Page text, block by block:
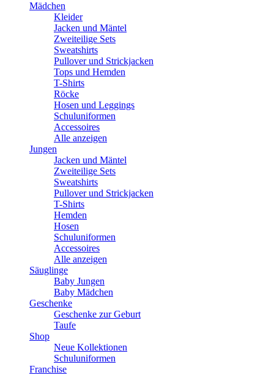
Mädchen
Kleider
Jacken und Mäntel
Zweiteilige Sets
Sweatshirts
Pullover und Strickjacken
Tops und Hemden
T-Shirts
Röcke
Hosen und Leggings
Schuluniformen
Accessoires
Alle anzeigen
Jungen
Jacken und Mäntel
Zweiteilige Sets
Sweatshirts
Pullover und Strickjacken
T-Shirts
Hemden
Hosen
Schuluniformen
Accessoires
Alle anzeigen
Säuglinge
Baby Jungen
Baby Mädchen
Geschenke
Geschenke zur Geburt
Taufe
Shop
Neue Kollektionen
Schuluniformen
Franchise